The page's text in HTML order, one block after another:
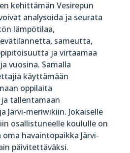
kehittämän Vesirepun
analysoida ja seurata
lämpötilaa,
sameutta,
ja virtaamaa
vuosina. Samalla
käyttämään
oppilaita
tallentamaan
Järvi-meriwikiin. Jokaiselle
osallistuneelle koululle on
havaintopaikka Järvi-
päivitettäväksi.